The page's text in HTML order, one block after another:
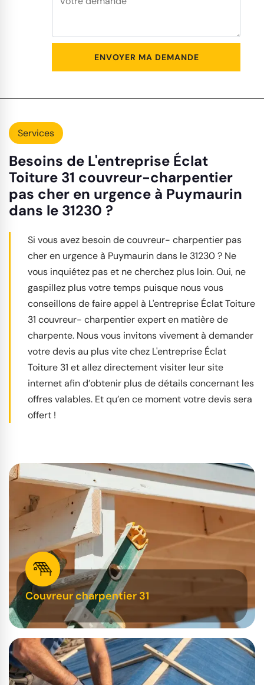
Services
Besoins de L'entreprise Éclat
Toiture 31 couvreur-charpentier
pas cher en urgence à Puymaurin
dans le 31230 ?
Si vous avez besoin de couvreur- charpentier pas
cher en urgence à Puymaurin dans le 31230 ? Ne
vous inquiétez pas et ne cherchez plus loin. Oui, ne
gaspillez plus votre temps puisque nous vous
conseillons de faire appel à L'entreprise Éclat Toiture
31 couvreur- charpentier expert en matière de
charpente. Nous vous invitons vivement à demander
votre devis au plus vite chez L'entreprise Éclat
Toiture 31 et allez directement visiter leur site
internet afin d’obtenir plus de détails concernant les
offres valables. Et qu’en ce moment votre devis sera
offert !
Couvreur charpentier 31